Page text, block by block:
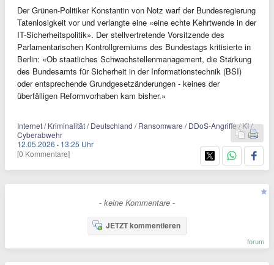
Der Grünen-Politiker Konstantin von Notz warf der Bundesregierung
Tatenlosigkeit vor und verlangte eine «eine echte Kehrtwende in der
IT-Sicherheitspolitik». Der stellvertretende Vorsitzende des
Parlamentarischen Kontrollgremiums des Bundestags kritisierte in
Berlin: «Ob staatliches Schwachstellenmanagement, die Stärkung
des Bundesamts für Sicherheit in der Informationstechnik (BSI)
oder entsprechende Grundgesetzänderungen - keines der
überfälligen Reformvorhaben kam bisher.»
Internet / Kriminalität / Deutschland / Ransomware / DDoS-Angriffe / KI /
Cyberabwehr
12.05.2026 · 13:25 Uhr
[0 Kommentare]
- keine Kommentare -
JETZT kommentieren
forum